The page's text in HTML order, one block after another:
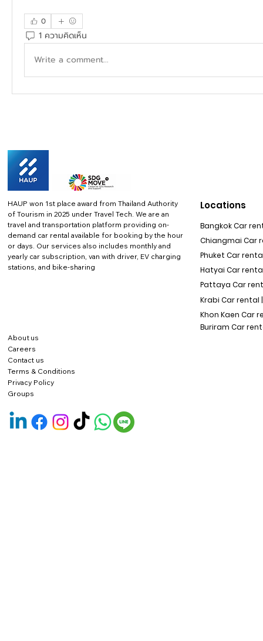
0
1 ความคิดเห็น
Write a comment...
HAUP won 1st place award from Thailand Authority
of Tourism in 2025 under Travel Tech. We are an
travel and transportation platform providing on-
demand car rental available for booking by the hour
or days. Our services also includes monthly and
yearly car subscription, van with driver, EV charging
stations, and bike-sharing
About us
Careers
Contact us
Terms & Conditions
Privacy Policy
Locations
Bangkok Car
Chiangmai Car
Phuket Car rental
Hatyai Car
Pattaya Car
Krabi Car rental |
Khon Kaen Car
Buriram Car
Groups